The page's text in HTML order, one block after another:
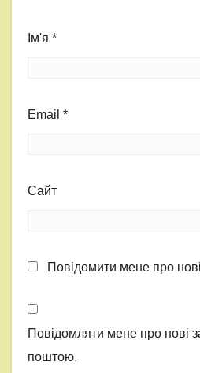
Ім'я *
Email *
Сайт
Повідомити мене про
Повідомляти мене про нові
поштою.